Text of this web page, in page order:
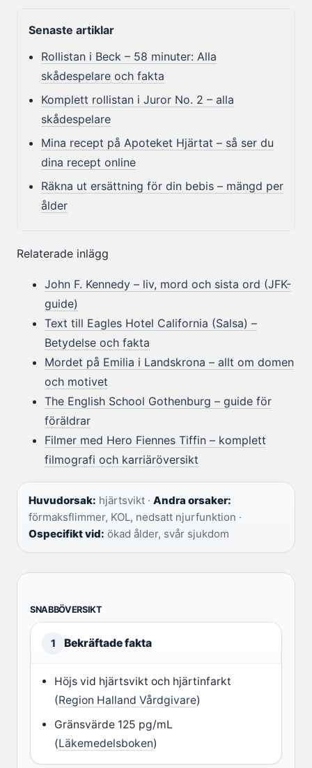
Senaste artiklar
Rollistan i Beck – 58 minuter: Alla
skådespelare och fakta
Komplett rollistan i Juror No. 2 – alla
skådespelare
Mina recept på Apoteket Hjärtat – så ser du
dina recept online
Räkna ut ersättning för din bebis – mängd per
ålder
Relaterade inlägg
John F. Kennedy – liv, mord och sista ord (JFK-
guide)
Text till Eagles Hotel California (Salsa) –
Betydelse och fakta
Mordet på Emilia i Landskrona – allt om domen
och motivet
The English School Gothenburg – guide för
föräldrar
Filmer med Hero Fiennes Tiffin – komplett
filmografi och karriäröversikt
Huvudorsak: hjärtsvikt · Andra orsaker:
förmaksflimmer, KOL, nedsatt njurfunktion ·
Ospecifikt vid: ökad ålder, svår sjukdom
SNABBÖVERSIKT
1 Bekräftade fakta
Höjs vid hjärtsvikt och hjärtinfarkt
(Region Halland Vårdgivare)
Gränsvärde 125 pg/mL
(Läkemedelsboken)